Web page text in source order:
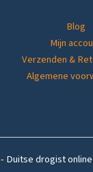
Blog
Mijn
Verzenden &
Algemene
- Duitse drogist online